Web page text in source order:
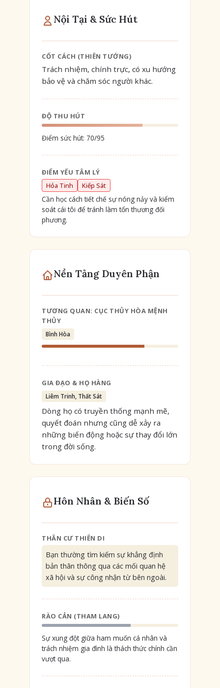
Nội Tại & Sức Hút
CỐT CÁCH (THIÊN TƯỚNG)
Trách nhiệm, chính trực, có xu hướng
bảo vệ và chăm sóc người khác.
ĐỘ THU HÚT
Điểm sức hút: 70/95
ĐIỂM YẾU TÂM LÝ
Hỏa Tinh
Kiếp Sát
Cần học cách tiết chế sự nóng nảy và kiểm
soát cái tôi để tránh làm tổn thương đối
phương.
Nền Tảng Duyên Phận
TƯƠNG QUAN: CỤC THỦY HÒA MỆNH
THỦY
Bình Hòa
GIA ĐẠO & HỌ HÀNG
Liêm Trinh, Thất Sát
Dòng họ có truyền thống mạnh mẽ,
quyết đoán nhưng cũng dễ xảy ra
những biến động hoặc sự thay đổi lớn
trong đời sống.
Hôn Nhân & Biến Số
THÂN CƯ THIÊN DI
Bạn thường tìm kiếm sự khẳng định
bản thân thông qua các mối quan hệ
xã hội và sự công nhận từ bên ngoài.
RÀO CẢN (THAM LANG)
Sự xung đột giữa ham muốn cá nhân và
trách nhiệm gia đình là thách thức chính cần
vượt qua.